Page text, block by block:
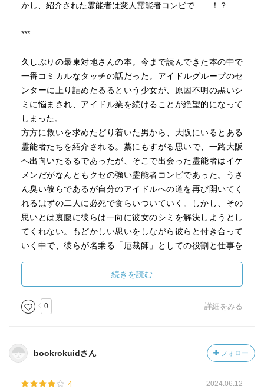
かし、紹介された霊能者は変人霊能者コンビで……！？
***
久しぶりの最東対地さんの本。今まで読んできた本の中で
一番コミカルなタッチの話だった。アイドルグループのセ
ンターに上り詰めたるるという少女が、原因不明の黒いシ
ミに悩まされ、アイドル業を続けることが絶望的になって
しまった。
方方に救いを求めたどり着いた男から、大阪にいるとある
霊能者たちを紹介される。藁にもすがる思いで、一路大阪
へ出向いたるるであったが、そこで出会った霊能者はイケ
メンだがなんともクセの強い霊能者コンビであった。うさ
ん臭い彼らであるが自分のアイドルへの道を再び開いてく
れるはずの二人に必死で食らいついていく。しかし、その
思いとは裏腹に彼らは一向に彼女のシミを解決しようとし
てくれない。もどかしい思いをしながら彼らと付き合って
いく中で、彼らが名乗る「厄裁師」としての役割と仕事を
コミカルでテンションの高いシーンと、陰鬱で絶望的なシ
ーンとの落差が凄まじい話だった。るると変人霊能者コン
ビであるアビーとゲイルの日常会話と、その日常を重ねる
につれてわかり始める二人が生業としている「厄裁師」の
が、主人公や、作中に出てくる人物の霊的な悩みを解決し
てくれる強い味方！といった印象だが、アビーとゲイルは
や主人公のるるが望む結末を迎えるかどうかは別の話。
続きを読む
0 詳細をみる
bookrokuidさん フォロー
4 2024.06.12